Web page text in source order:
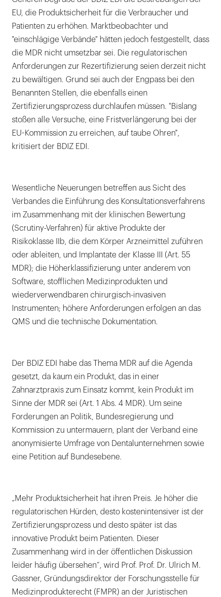
EU, die Produktsicherheit für die Verbraucher und
Patienten zu erhöhen. Marktbeobachter und
"einschlägige Verbände" hätten jedoch festgestellt, dass
die MDR nicht umsetzbar sei. Die regulatorischen
Anforderungen zur Rezertifizierung seien derzeit nicht
zu bewältigen. Grund sei auch der Engpass bei den
Benannten Stellen, die ebenfalls einen
Zertifizierungsprozess durchlaufen müssen. "Bislang
stoßen alle Versuche, eine Fristverlängerung bei der
EU-Kommission zu erreichen, auf taube Ohren",
kritisiert der BDIZ EDI.
Wesentliche Neuerungen betreffen aus Sicht des
Verbandes die Einführung des Konsultationsverfahrens
im Zusammenhang mit der klinischen Bewertung
(Scrutiny-Verfahren) für aktive Produkte der
Risikoklasse IIb, die dem Körper Arzneimittel zuführen
oder ableiten, und Implantate der Klasse III (Art. 55
MDR); die Höherklassifizierung unter anderem von
Software, stofflichen Medizinprodukten und
wiederverwendbaren chirurgisch-invasiven
Instrumenten; höhere Anforderungen erfolgen an das
QMS und die technische Dokumentation.
Der BDIZ EDI habe das Thema MDR auf die Agenda
gesetzt, da kaum ein Produkt, das in einer
Zahnarztpraxis zum Einsatz kommt, kein Produkt im
Sinne der MDR sei (Art. 1 Abs. 4 MDR). Um seine
Forderungen an Politik, Bundesregierung und
Kommission zu untermauern, plant der Verband eine
anonymisierte Umfrage von Dentalunternehmen sowie
eine Petition auf Bundesebene.
„Mehr Produktsicherheit hat ihren Preis. Je höher die
regulatorischen Hürden, desto kostenintensiver ist der
Zertifizierungsprozess und desto später ist das
innovative Produkt beim Patienten. Dieser
Zusammenhang wird in der öffentlichen Diskussion
leider häufig übersehen“, wird Prof. Prof. Dr. Ulrich M.
Gassner, Gründungsdirektor der Forschungsstelle für
Medizinprodukterecht (FMPR) an der Juristischen